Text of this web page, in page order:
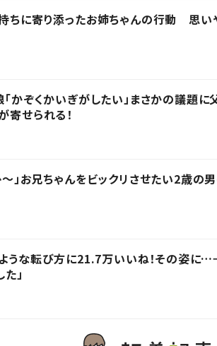
ちに寄り添ったお姉ちゃんの行動 思い
かぞくかいぎがしたい」まさかの議題
寄せられる！
～」お兄ちゃんをビックリさせたい2歳の
うな転び方に21.7万いいね！その姿に
」